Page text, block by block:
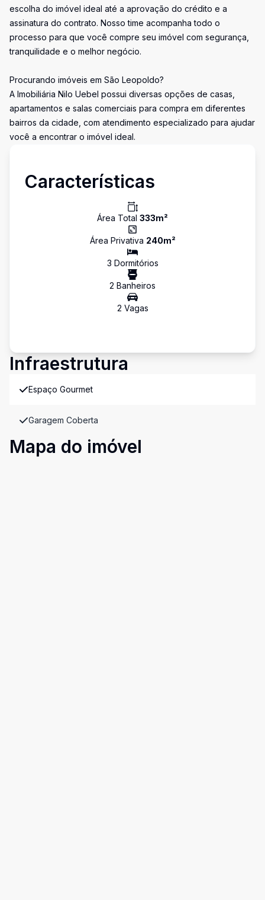
escolha do imóvel ideal até a aprovação do crédito e a
assinatura do contrato. Nosso time acompanha todo o
processo para que você compre seu imóvel com segurança,
tranquilidade e o melhor negócio.
Procurando imóveis em São Leopoldo?
A Imobiliária Nilo Uebel possui diversas opções de casas,
apartamentos e salas comerciais para compra em diferentes
bairros da cidade, com atendimento especializado para ajudar
você a encontrar o imóvel ideal.
Características
Área Total 333m²
Área Privativa 240m²
3 Dormitórios
2 Banheiros
2 Vagas
Infraestrutura
Espaço Gourmet
Garagem Coberta
Mapa do imóvel